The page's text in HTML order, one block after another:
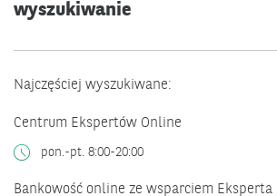
wyszukiwanie
Najczęściej wyszukiwane:
Centrum Ekspertów Online
pon.-pt. 8:00-20:00
Bankowość online ze wsparciem Eksperta